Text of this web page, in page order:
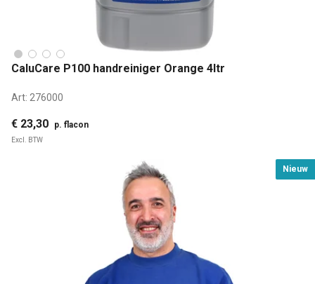
CaluCare P100 handreiniger Orange 4ltr
Art: 276000
€ 23,30 p. flacon
Excl. BTW
Nieuw